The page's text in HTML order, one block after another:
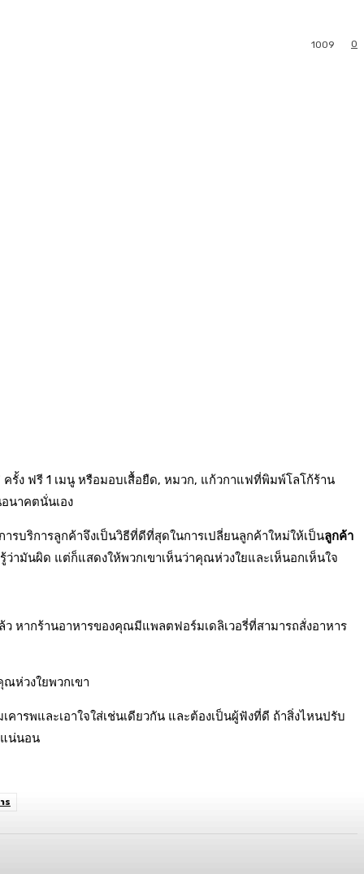
0
1009
ง ฟรี 1 เมนู หรือมอบเสื้อยืด, หมวก, แก้วกาแฟที่พิมพ์โลโก้ร้าน
นาคตนั่นเอง
บริการลูกค้าจึงเป็นวิธีที่ดีที่สุดในการเปลี่ยนลูกค้าใหม่ให้เป็นลูกค้า
ามันผิด แต่ก็แสดงให้พวกเขาเห็นว่าคุณห่วงใยและเห็นอกเห็นใจ
หากร้านอาหารของคุณมีแพลตฟอร์มเดลิเวอรี่ที่สามารถสั่งอาหาร
ห่วงใยพวกเขา
รพและเอาใจใส่เช่นเดียวกัน และต้องเป็นผู้ฟังที่ดี ถ้าสิ่งไหนปรับ
แน่นอน
ร